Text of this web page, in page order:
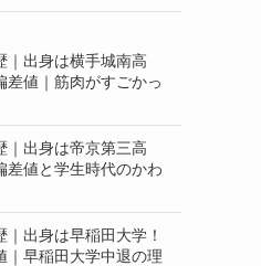
｜出身は横手城南高
差値｜筋肉がすごかっ
｜出身は帝京第三高
差値と学生時代のかわ
出身は早稲田大学！
｜早稲田大学中退の理